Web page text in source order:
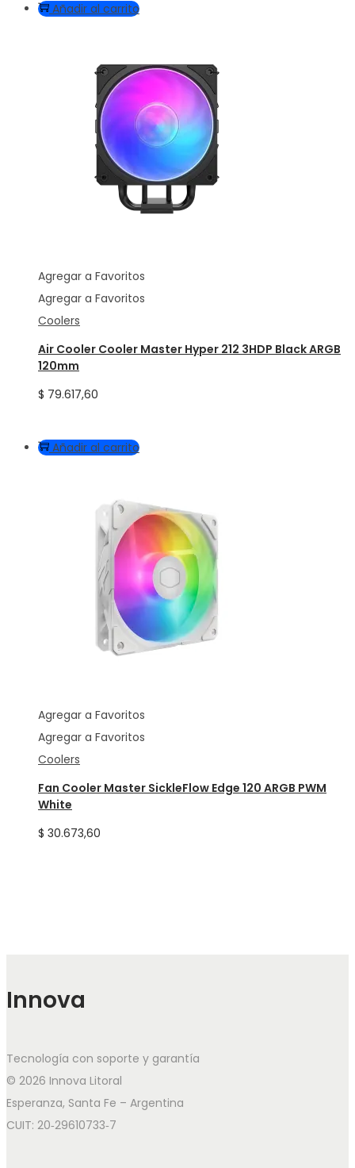
Añadir al carrito
Agregar a Favoritos
Agregar a Favoritos
Coolers
Air Cooler Cooler Master Hyper 212 3HDP Black ARGB
120mm
$ 79.617,60
Añadir al carrito
Agregar a Favoritos
Agregar a Favoritos
Coolers
Fan Cooler Master SickleFlow Edge 120 ARGB PWM
White
$ 30.673,60
Innova
Tecnología con soporte y garantía
© 2026 Innova Litoral
Esperanza, Santa Fe – Argentina
CUIT: 20‑29610733‑7